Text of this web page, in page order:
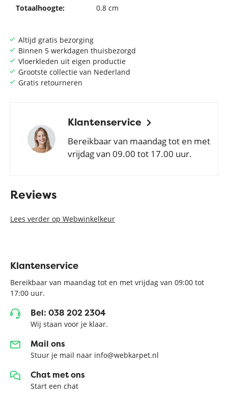
Altijd gratis bezorging
Binnen 5 werkdagen thuisbezorgd
Vloerkleden uit eigen productie
Grootste collectie van Nederland
Gratis retourneren
Klantenservice
Bereikbaar van maandag tot en met
vrijdag van 09.00 tot 17.00 uur.
Totaalhoogte: 0.8 cm
Reviews
Lees verder op Webwinkelkeur
Klantenservice
Bereikbaar van maandag tot en met vrijdag van 09:00 tot
17:00 uur.
Bel: 038 202 2304
Wij staan voor je klaar.
Mail ons
Stuur je mail naar info@webkarpet.nl
Chat met ons
Start een chat